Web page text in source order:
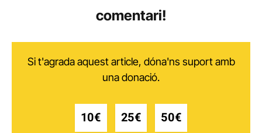
comentari!
Si t'agrada aquest article, dóna'ns suport amb
una donació.
10€ 25€ 50€